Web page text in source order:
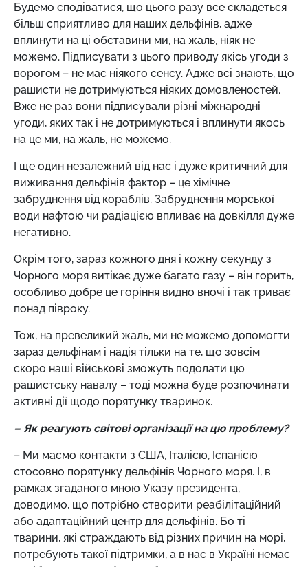
Будемо сподіватися, що цього разу все складеться
більш сприятливо для наших дельфінів, адже
вплинути на ці обставини ми, на жаль, ніяк не
можемо. Підписувати з цього приводу якісь угоди з
ворогом – не має ніякого сенсу. Адже всі знають, що
рашисти не дотримуються ніяких домовленостей.
Вже не раз вони підписували різні міжнародні
угоди, яких так і не дотримуються і вплинути якось
на це ми, на жаль, не можемо.
І ще один незалежний від нас і дуже критичний для
виживання дельфінів фактор – це хімічне
забруднення від кораблів. Забруднення морської
води нафтою чи радіацією впливає на довкілля дуже
негативно.
Окрім того, зараз кожного дня і кожну секунду з
Чорного моря витікає дуже багато газу – він горить,
особливо добре це горіння видно вночі і так триває
понад півроку.
Тож, на превеликий жаль, ми не можемо допомогти
зараз дельфінам і надія тільки на те, що зовсім
скоро наші військові зможуть подолати цю
рашистську навалу – тоді можна буде розпочинати
активні дії щодо порятунку тваринок.
– Як реагують світові організації на цю проблему?
– Ми маємо контакти з США, Італією, Іспанією
стосовно порятунку дельфінів Чорного моря. І, в
рамках згаданого мною Указу президента,
доводимо, що потрібно створити реабілітаційний
або адаптаційний центр для дельфінів. Бо ті
тварини, які страждають від різних причин на морі,
потребують такої підтримки, а в нас в Україні немає